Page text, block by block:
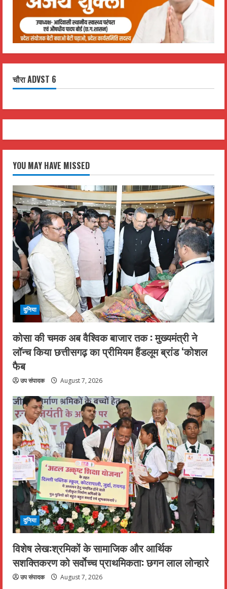
चौरा ADVST 6
YOU MAY HAVE MISSED
दुनिया
कोसा की चमक अब वैश्विक बाजार तक : मुख्यमंत्री ने
लॉन्च किया छत्तीसगढ़ का प्रीमियम हैंडलूम ब्रांड ‘कोशल
फैब
उप संपादक August 7, 2026
दुनिया
विशेष लेख:श्रमिकों के सामाजिक और आर्थिक
सशक्तिकरण को सर्वाेच्च प्राथमिकता: छगन लाल लोन्हारे
उप संपादक August 7, 2026